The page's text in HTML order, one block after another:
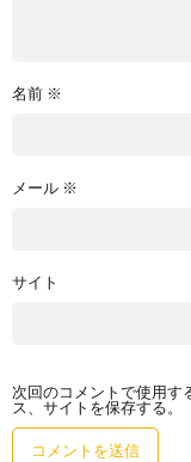
名前 ※
メール ※
サイト
次回のコメントで使用す
ス、サイトを保存する。